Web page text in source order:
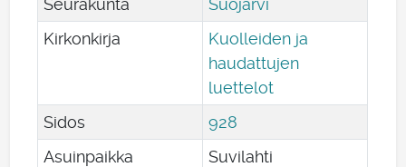
Kirkonkirja
Kuolleiden ja
haudattujen
luettelot
Sidos
928
Asuinpaikka
Suvilahti